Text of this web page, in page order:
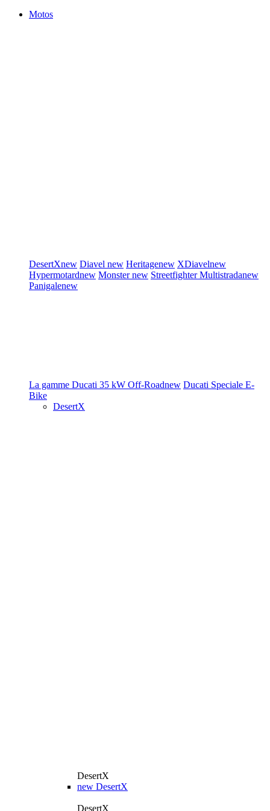
Motos
DesertXnew Diavel new Heritagenew XDiavelnew
Hypermotardnew Monsternew StreetfighterMultistradanew
Panigalenew
La gamme Ducati 35 kW Off-Roadnew Ducati Speciale E-
Bike
DesertX
DesertX
new DesertX
DesertX